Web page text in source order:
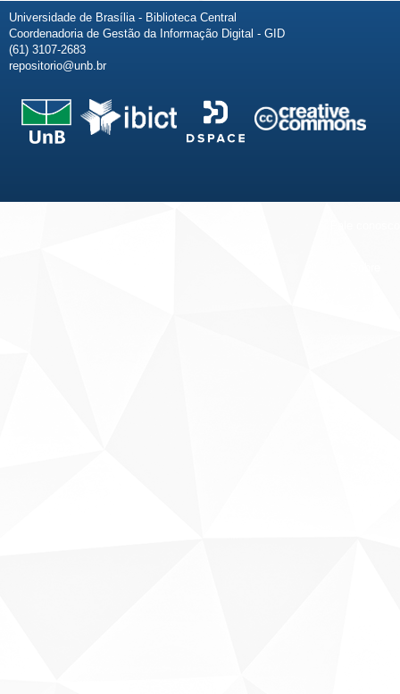
Universidade de Brasília - Biblioteca Central
Coordenadoria de Gestão da Informação Digital - GID
(61) 3107-2683
repositorio@unb.br